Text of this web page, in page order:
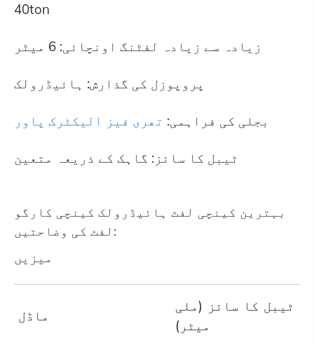
40ton
زیادہ سے زیادہ لفٹنگ اونچائی: 6 میٹر
پروپوزل کی گذارش: ہائیڈرولک
بجلی کی فراہمی: تھری فیز الیکٹرک پاور
ٹیبل کا سائز: گاہک کے ذریعہ متعین
بہترین کینچی لفٹ ہائیڈرولک کینچی کارگو
لفٹ کی وضاحتیں:
میزیں
ماڈل
ٹیبل کا سائز (ملی
میٹر)